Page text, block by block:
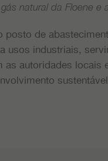
natural da Floene e
posto de
usos industriais,
as autoridades